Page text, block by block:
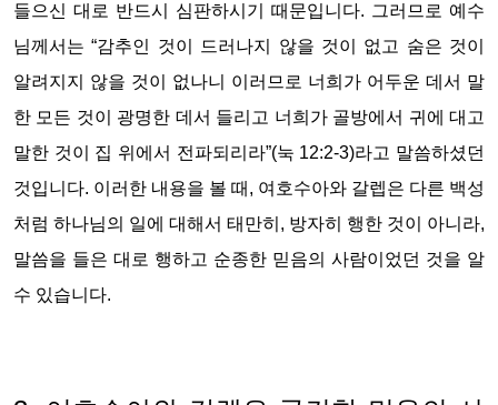
들으신 대로 반드시 심판하시기 때문입니다. 그러므로 예수
님께서는 “감추인 것이 드러나지 않을 것이 없고 숨은 것이
알려지지 않을 것이 없나니 이러므로 너희가 어두운 데서 말
한 모든 것이 광명한 데서 들리고 너희가 골방에서 귀에 대고
말한 것이 집 위에서 전파되리라”(눅 12:2-3)라고 말씀하셨던
것입니다. 이러한 내용을 볼 때, 여호수아와 갈렙은 다른 백성
처럼 하나님의 일에 대해서 태만히, 방자히 행한 것이 아니라,
말씀을 들은 대로 행하고 순종한 믿음의 사람이었던 것을 알
수 있습니다.